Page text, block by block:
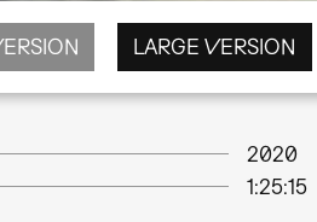
LARGE VERSION
2020
1:25:15